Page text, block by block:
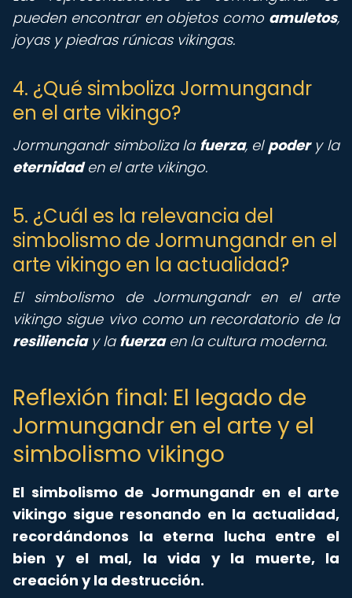
pueden encontrar en objetos como amuletos,
joyas y piedras rúnicas vikingas.
4. ¿Qué simboliza Jormungandr
en el arte vikingo?
Jormungandr simboliza la fuerza, el podery la
eternidaden el arte vikingo.
5. ¿Cuál es la relevancia del
simbolismo de Jormungandr en el
arte vikingo en la actualidad?
El simbolismo de Jormungandr en el arte
vikingo sigue vivo como un recordatorio de la
resilienciay la fuerzaen la cultura moderna.
Reflexión final: El legado de
Jormungandr en el arte y el
simbolismo vikingo
El simbolismo de Jormungandr en el arte
vikingo sigue resonando en la actualidad,
recordándonos la eterna lucha entre el
bien y el mal, la vida y la muerte, la
creación y la destrucción.